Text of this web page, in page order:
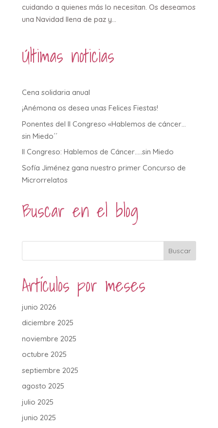
cuidando a quienes más lo necesitan. Os deseamos
una Navidad llena de paz y...
Últimas noticias
Cena solidaria anual
¡Anémona os desea unas Felices Fiestas!
Ponentes del II Congreso «Hablemos de cáncer…
sin Miedo´´
II Congreso: Hablemos de Cáncer…..sin Miedo
Sofía Jiménez gana nuestro primer Concurso de
Microrrelatos
Buscar en el blog
Buscar
Artículos por meses
junio 2026
diciembre 2025
noviembre 2025
octubre 2025
septiembre 2025
agosto 2025
julio 2025
junio 2025